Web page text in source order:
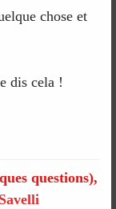
chose et
dis cela !
questions),